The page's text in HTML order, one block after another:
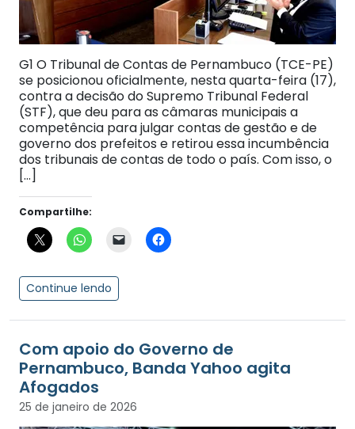
G1 O Tribunal de Contas de Pernambuco (TCE-PE)
se posicionou oficialmente, nesta quarta-feira (17),
contra a decisão do Supremo Tribunal Federal
(STF), que deu para as câmaras municipais a
competência para julgar contas de gestão e de
governo dos prefeitos e retirou essa incumbência
dos tribunais de contas de todo o país. Com isso, o
[…]
Compartilhe:
Continue lendo
Com apoio do Governo de
Pernambuco, Banda Yahoo agita
Afogados
25 de janeiro de 2026